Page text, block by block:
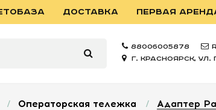
ДОСТАВКА ПЕРВАЯ
88006005878
г. Красноярск, ул.
/ Операторская тележка / Адаптер